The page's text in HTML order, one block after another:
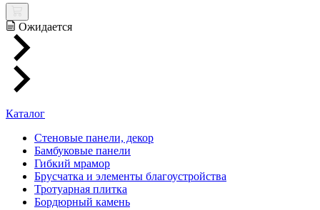
Ожидается
Каталог
Стеновые панели, декор
Бамбуковые панели
Гибкий мрамор
Брусчатка и элементы благоустройства
Тротуарная плитка
Бордюрный камень